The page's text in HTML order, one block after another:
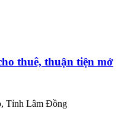
thuê, thuận tiện mở
Tỉnh Lâm Đồng